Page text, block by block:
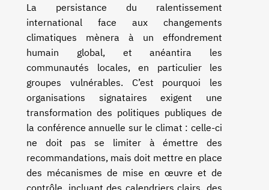
La persistance du ralentissement
international face aux changements
climatiques mènera à un effondrement
humain global, et anéantira les
communautés locales, en particulier les
groupes vulnérables. C’est pourquoi les
organisations signataires exigent une
transformation des politiques publiques de
la conférence annuelle sur le climat : celle-ci
ne doit pas se limiter à émettre des
recommandations, mais doit mettre en place
des mécanismes de mise en œuvre et de